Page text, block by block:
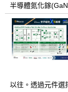
半導體氮化鎵
以往。透過元件選